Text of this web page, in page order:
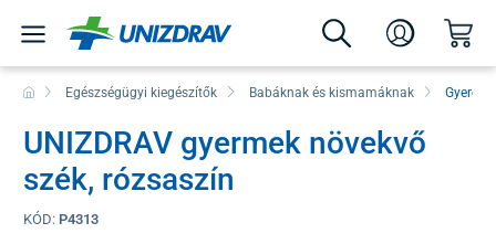
Egészségügyi kiegészítők Babáknak és kismamáknak
UNIZDRAV gyermek növekvő
szék, rózsaszín
KÓD: P4313